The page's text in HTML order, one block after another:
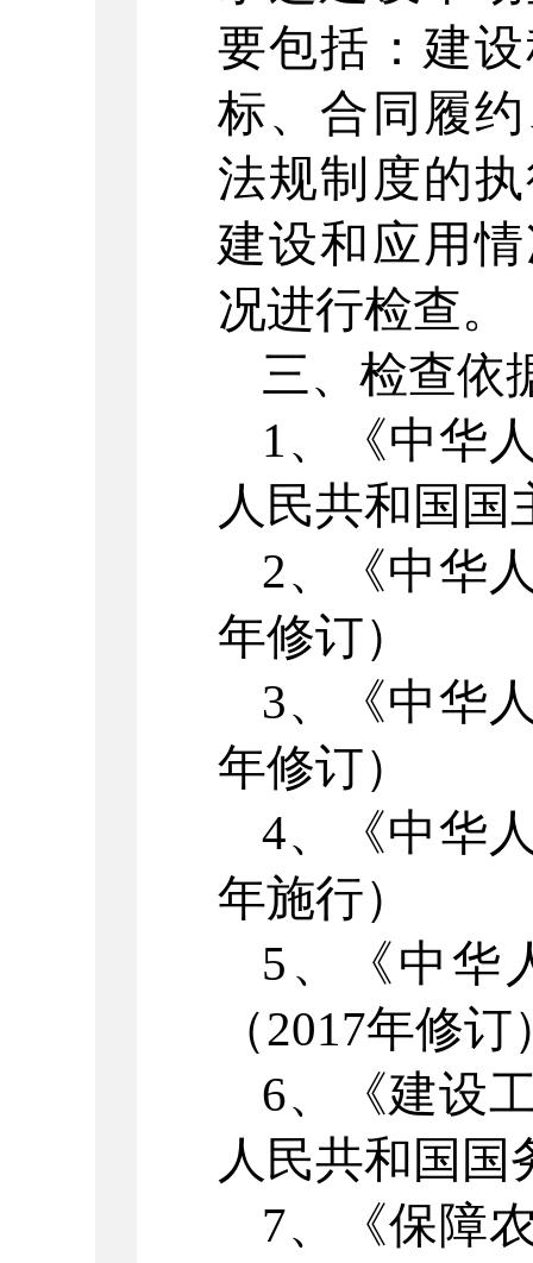
要包括：建
标、合同履
法规制度的
建设和应用
况进行检查。
三、检查依
1、《中华
人民共和国国
2、《中华
年修订）
3、《中华
年修订）
4、《中华
年施行）
5 、《中华
（2017年修订
6、《建设
人民共和国国
7、《保障